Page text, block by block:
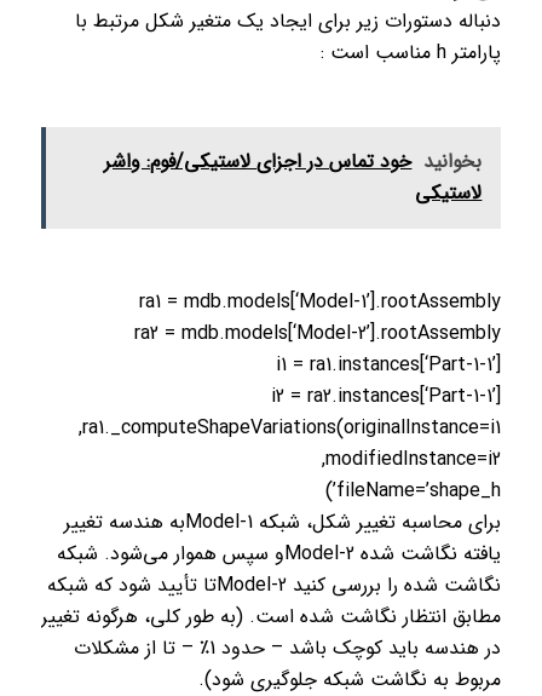
دنباله دستورات زیر برای ایجاد یک متغیر شکل مرتبط با
پارامتر h مناسب است :
بخوانید خود تماس در اجزای لاستیکی/فوم: واشر
لاستیکی
ra1 = mdb.models[‘Model-1’].rootAssembly
ra2 = mdb.models[‘Model-2’].rootAssembly
i1 = ra1.instances[‘Part-1-1’]
i2 = ra2.instances[‘Part-1-1’]
ra1._computeShapeVariations(originalInstance=i1,
modifiedInstance=i2,
fileName=’shape_h’)
برای محاسبه تغییر شکل، شبکه Model-1به هندسه تغییر
یافته نگاشت شده Model-2و سپس هموار می‌شود. شبکه
نگاشت شده را بررسی کنید Model-2تا تأیید شود که شبکه
مطابق انتظار نگاشت شده است. (به طور کلی، هرگونه تغییر
در هندسه باید کوچک باشد – حدود 1٪ – تا از مشکلات
مربوط به نگاشت شبکه جلوگیری شود).